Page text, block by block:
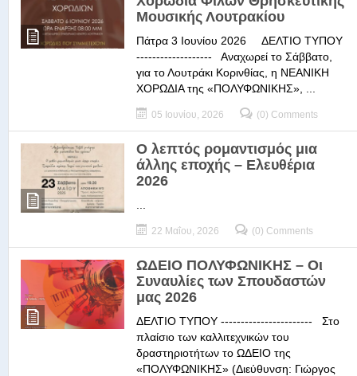
Μουσικής Λουτρακίου
Πάτρα 3 Ιουνίου 2026 ΔΕΛΤΙΟ ΤΥΠΟΥ
------------------- Αναχωρεί το Σάββατο,
για το Λουτράκι Κορινθίας, η ΝΕΑΝΙΚΗ
ΧΟΡΩΔΙΑ της «ΠΟΛΥΦΩΝΙΚΗΣ», ...
05 Ιουνίου, 2026 (0) Comments
Ο λεπτός ρομαντισμός μια
άλλης εποχής – Ελευθέρια
2026
22 Μαΐου, 2026 (0) Comments
ΩΔΕΙΟ ΠΟΛΥΦΩΝΙΚΗΣ – Οι
Συναυλίες των Σπουδαστών
μας 2026
ΔΕΛΤΙΟ ΤΥΠΟΥ ----------------------- Στο
πλαίσιο των καλλιτεχνικών του
δραστηριοτήτων το ΩΔΕΙΟ της
«ΠΟΛΥΦΩΝΙΚΗΣ» (Διεύθυνση: Γιώργος